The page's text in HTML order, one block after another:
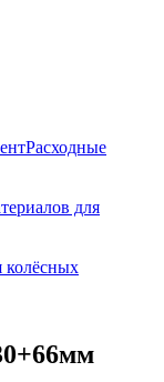
Расходные
для
колёсных